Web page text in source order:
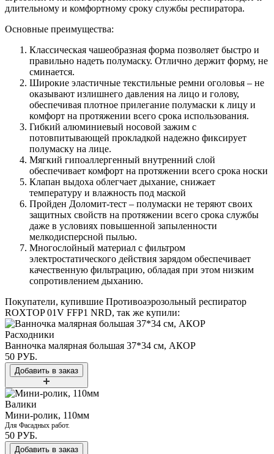
длительному и комфортному сроку службы респиратора.
Основные преимущества:
Классическая чашеобразная форма позволяет быстро и
правильно надеть полумаску. Отлично держит форму, не
сминается.
Широкие эластичные текстильные ремни оголовья – не
оказывают излишнего давления на лицо и голову,
обеспечивая плотное прилегание полумаски к лицу и
комфорт на протяжении всего срока использования.
Гибкий алюминиевый носовой зажим с
потовпитывающей прокладкой надежно фиксирует
полумаску на лице.
Мягкий гипоаллергенный внутренний слой
обеспечивает комфорт на протяжении всего срока носки
Клапан выдоха облегчает дыхание, снижает
температуру и влажность под маской
Пройден Доломит-тест – полумаски не теряют своих
защитных свойств на протяжении всего срока службы
даже в условиях повышенной запыленности
мелкодисперсной пылью.
Многослойный материал с фильтром
электростатического действия зарядом обеспечивает
качественную фильтрацию, обладая при этом низким
сопротивлением дыханию.
Покупатели, купившие Противоаэрозольный респиратор
ROXTOP 01V FFP1 NRD​, так же купили:
Расходники
Ванночка малярная большая 37*34 см, АКОР
50 РУБ.
Валики
Мини-ролик, 110мм
Для Фасадных работ.
50 РУБ.